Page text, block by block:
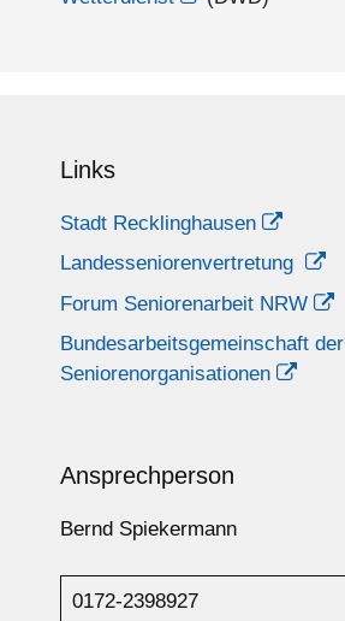
Links
Stadt Recklinghausen
Landesseniorenvertretung
Forum Seniorenarbeit NRW
Bundesarbeitsgemeinschaft der
Seniorenorganisationen
Ansprechperson
Bernd Spiekermann
0172-2398927